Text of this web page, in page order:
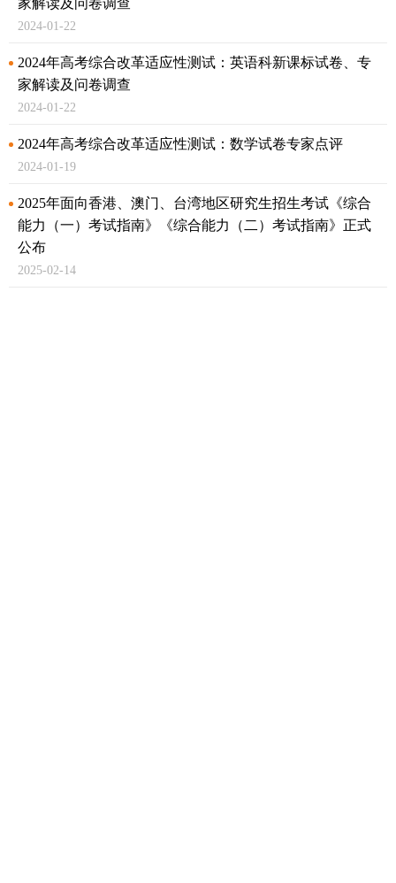
家解读及问卷调查
2024-01-22
2024年高考综合改革适应性测试：英语科新课标试卷、专
家解读及问卷调查
2024-01-22
2024年高考综合改革适应性测试：数学试卷专家点评
2024-01-19
2025年面向香港、澳门、台湾地区研究生招生考试《综合
能力（一）考试指南》
《综合能力（二）考试指南》正式
公布
2025-02-14